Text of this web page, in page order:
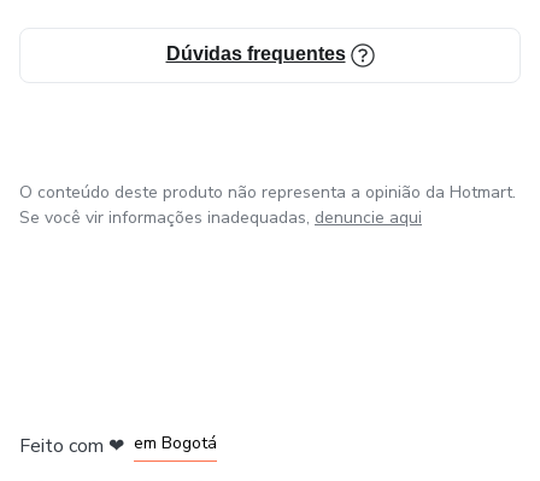
Dúvidas frequentes
O conteúdo deste produto não representa a opinião da Hotmart.
Se você vir informações inadequadas, denuncie aqui
Feito com ❤ em Bogotá